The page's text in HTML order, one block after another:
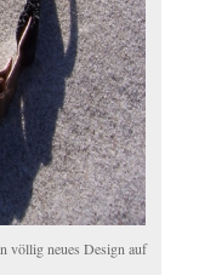
völlig neues Design auf